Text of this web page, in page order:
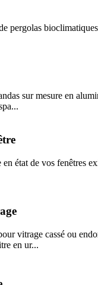
pergolas
sur mesure en
état de vos fenêtres
vitrage cassé ou
en ur...